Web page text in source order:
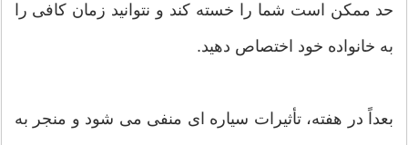
حد ممکن است شما را خسته کند و نتوانید زمان کافی را
به خانواده خود اختصاص دهید.
بعداً در هفته، تأثیرات سیاره ای منفی می شود و منجر به